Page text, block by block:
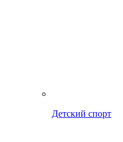
Детский спорт